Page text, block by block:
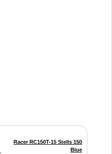
Racer RC150T-15 Stells 150
Blue